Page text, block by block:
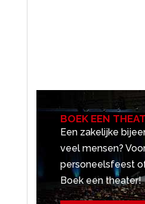
BOEK EEN
Een zakelijke
veel mensen?
personeelsfeest
Boek een theater!